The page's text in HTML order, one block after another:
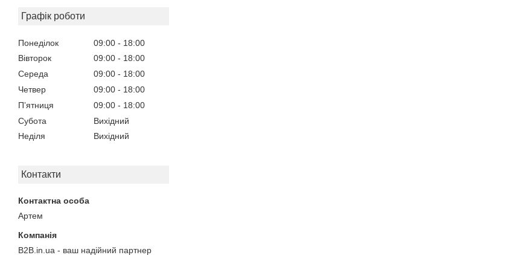
Графік роботи
Понеділок 09:00
18:00
Вівторок
09:00
18:00
Середа
09:00
18:00
Четвер
09:00
18:00
Пʼятниця
09:00
18:00
Субота
Вихідний
Неділя
Вихідний
Контакти
Артем
B2B.in.ua - ваш надійний партнер